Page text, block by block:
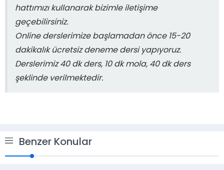
hattımızı kullanarak bizimle iletişime
geçebilirsiniz.
Online derslerimize başlamadan önce 15-20
dakikalık ücretsiz deneme dersi yapıyoruz.
Derslerimiz 40 dk ders, 10 dk mola, 40 dk ders
şeklinde verilmektedir.
Benzer Konular